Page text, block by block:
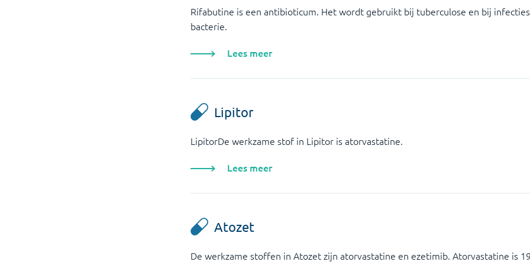
Rifabutine is een antibioticum. Het wordt gebruikt bij tuberculose en bij
bacterie.
Lees meer
Lipitor
LipitorDe werkzame stof in Lipitor is atorvastatine.
Lees meer
Atozet
De werkzame stoffen in Atozet zijn atorvastatine en ezetimib. Atorvastatine is